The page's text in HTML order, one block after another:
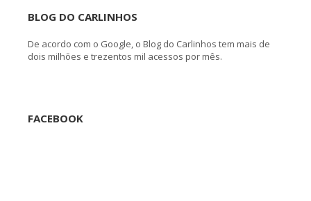
BLOG DO CARLINHOS
De acordo com o Google, o Blog do Carlinhos tem mais de
dois milhões e trezentos mil acessos por mês.
FACEBOOK